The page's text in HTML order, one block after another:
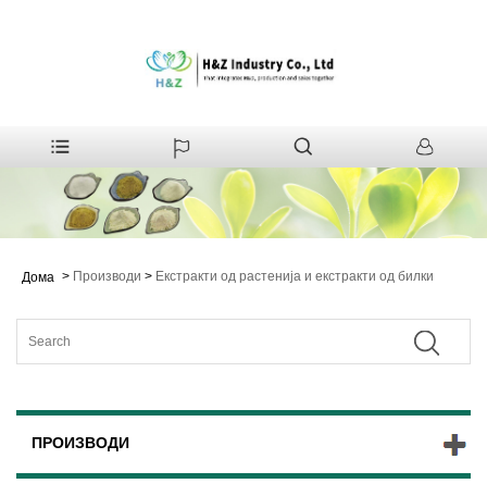
Дома > Производи > Екстракти од растенија и екстракти од билки
ПРОИЗВОДИ